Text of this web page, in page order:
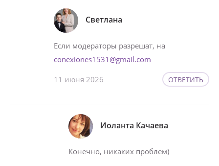
Светлана
Если модераторы разрешат, на
conexiones1531@gmail.com
11 июня 2026 ОТВЕТИТЬ
Иоланта Качаева
Конечно, никаких проблем)